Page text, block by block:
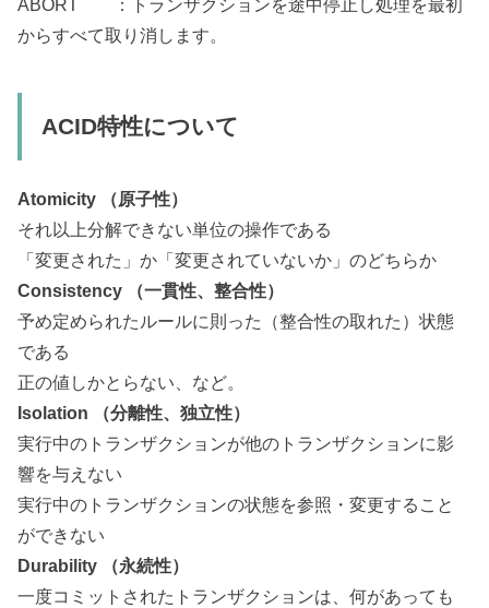
ABORT ：トランザクションを途中停止し処理を最初
からすべて取り消します。
ACID特性について
Atomicity （原子性）
それ以上分解できない単位の操作である
「変更された」か「変更されていないか」のどちらか
Consistency （一貫性、整合性）
予め定められたルールに則った（整合性の取れた）状態
である
正の値しかとらない、など。
Isolation （分離性、独立性）
実行中のトランザクションが他のトランザクションに影
響を与えない
実行中のトランザクションの状態を参照・変更すること
ができない
Durability （永続性）
一度コミットされたトランザクションは、何があっても